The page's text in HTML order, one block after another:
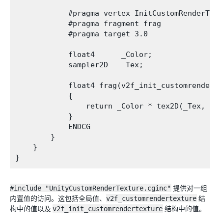
#pragma vertex
            #pragma fragment frag
            #pragma target 3.0
            float4      _Color;
            sampler2D   _Tex;
float4
            {
return _Color * tex2D(_Tex,
            }
            ENDCG
        }
    }
#include "UnityCustomRenderTexture.cginc" 提供对一组
内置值的访问。这包括全局值、 v2f_customrendertexture 结
构中的值以及 v2f_init_customrendertexture 结构中的值。